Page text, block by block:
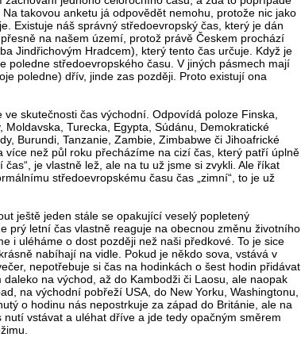
Na takovou anketu já odpovědět nemohu, protože nic jako
Existuje náš správný středoevropský čas, který je dán
na našem území, protož právě Českem prochází
Jindřichovým Hradcem), který tento čas určuje. Když je
poledne středoevropského času. V jiných pásmech mají
poledne) dřív, jinde zas později. Proto existují ona
skutečnosti čas východní. Odpovídá poloze Finska,
Moldavska, Turecka, Egypta, Súdánu, Demokratické
Burundi, Tanzanie, Zambie, Zimbabwe či Jihoafrické
více než půl roku přecházíme na cizí čas, který patří úplně
je vlastně lež, ale na tu už jsme si zvykli. Ale říkat
středoevropskému času čas „zimní“, to je už
ještě jeden stále se opakující veselý popletený
prý letní čas vlastně reaguje na obecnou změnu životního
i uléháme o dost později než naši předkové. To je sice
nabíhají na vidle. Pokud je někdo sova, vstává v
nepotřebuje si čas na hodinkách o šest hodin přidávat
na východ, až do Kambodži či Laosu, ale naopak
na východní pobřeží USA, do New Yorku, Washingtonu,
o hodinu nás nepostrkuje za západ do Británie, ale na
vstávat a uléhat dříve a jde tedy opačným směrem